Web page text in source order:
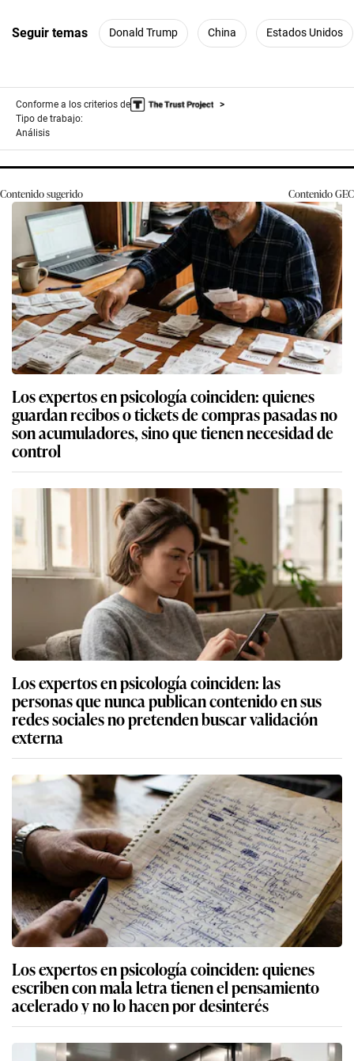
Seguir temas Donald Trump China Estados Unidos
Conforme a los criterios de
Tipo de trabajo:
Análisis
Contenido sugerido ContenidoGEC
Los expertos en psicología coinciden: quienes
guardan recibos o tickets de compras pasadas no
son acumuladores, sino que tienen necesidad de
control
Los expertos en psicología coinciden: las
personas que nunca publican contenido en sus
redes sociales no pretenden buscar validación
externa
Los expertos en psicología coinciden: quienes
escriben con mala letra tienen el pensamiento
acelerado y no lo hacen por desinterés